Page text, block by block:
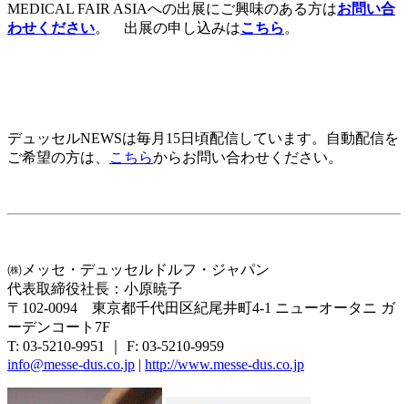
MEDICAL FAIR ASIAへの出展にご興味のある方はお問い合
わせください。 出展の申し込みはこちら。
デュッセルNEWSは毎月15日頃配信しています。自動配信を
ご希望の方は、
こちらからお問い合わせください。
㈱メッセ・デュッセルドルフ・ジャパン
代表取締役社長：小原暁子
〒102-0094 東京都千代田区紀尾井町4-1 ニューオータニ ガ
ーデンコート7F
T: 03-5210-9951 ｜ F: 03-5210-9959
info@messe-dus.co.jp | http://www.messe-dus.co.jp